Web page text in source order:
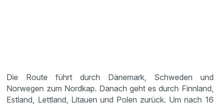
Die Route führt durch Dänemark, Schweden und
Norwegen zum Nordkap. Danach geht es durch Finnland,
Estland, Lettland, Litauen und Polen zurück. Um nach 16